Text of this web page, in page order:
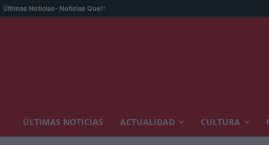
Últimas Noticias- Noticias Que!:
ÚLTIMAS NOTICIAS ACTUALIDAD CULTURA